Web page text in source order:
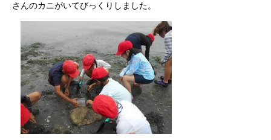
さんのカニがいてびっくりしました。